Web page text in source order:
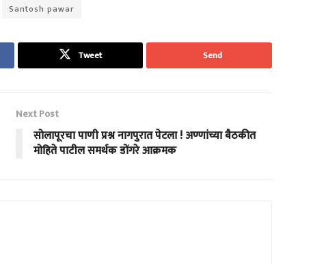
Santosh pawar
Tweet Send
Next Post
सोलापूरचा पाणी प्रश्न नागपुरात पेटला ! अण्णांच्या बैठकीत
मोहिते पाटील समर्थक डोंगरे आक्रमक